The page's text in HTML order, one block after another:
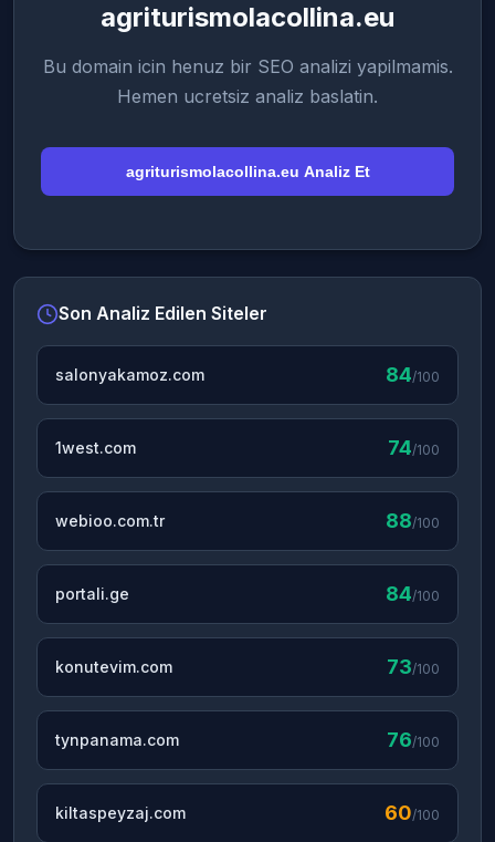
agriturismolacollina.eu
Bu domain icin henuz bir SEO analizi yapilmamis.
Hemen ucretsiz analiz baslatin.
agriturismolacollina.eu Analiz Et
Son Analiz Edilen Siteler
salonyakamoz.com 84/100
1west.com 74/100
webioo.com.tr 88/100
portali.ge 84/100
konutevim.com 73/100
tynpanama.com 76/100
kiltaspeyzaj.com 60/100